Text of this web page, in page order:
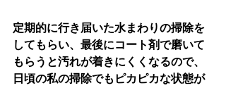
定期的に行き届いた水まわりの掃除を
してもらい、最後にコート剤で磨いて
もらうと汚れが着きにくくなるので、
日頃の私の掃除でもピカピカな状態が